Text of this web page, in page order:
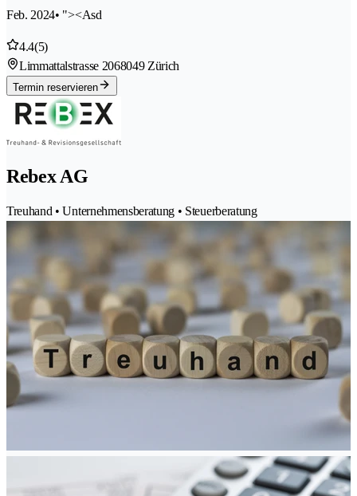
Feb. 2024• "><Asd
4.4(5)
Limmattalstrasse 2068049 Zürich
Termin reservieren
Rebex AG
Treuhand • Unternehmensberatung • Steuerberatung